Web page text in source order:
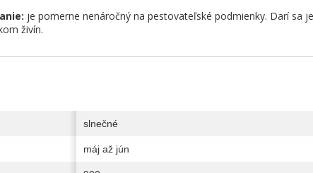
je pomerne nenáročný na pestovateľské podmienky. Darí sa
živín.
slnečné
máj až jún